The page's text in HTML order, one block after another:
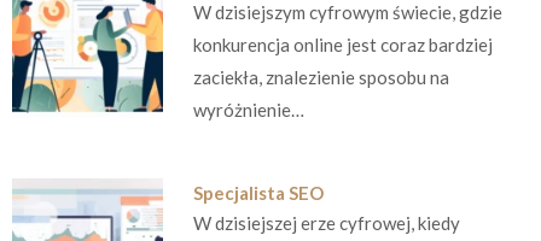
W dzisiejszym cyfrowym świecie, gdzie
konkurencja online jest coraz bardziej
zaciekła, znalezienie sposobu na
wyróżnienie…
Specjalista SEO
W dzisiejszej erze cyfrowej, kiedy